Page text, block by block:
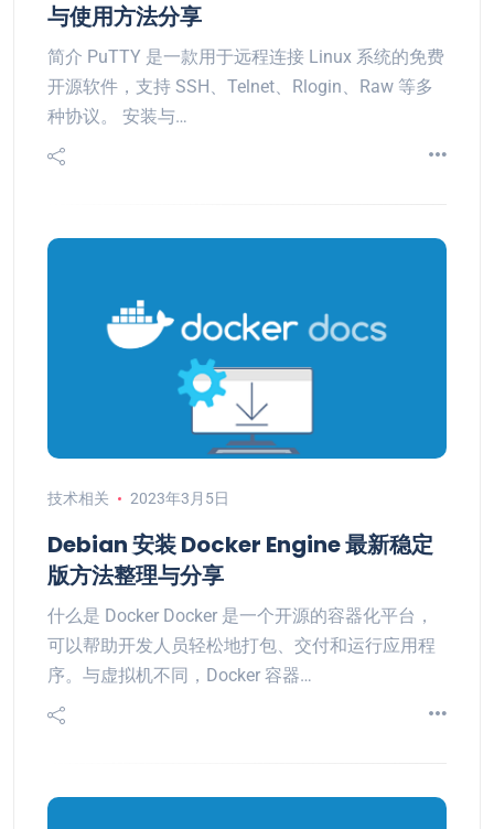
与使用方法分享
简介 PuTTY 是一款用于远程连接 Linux 系统的免费
开源软件，支持 SSH、Telnet、Rlogin、Raw 等多
种协议。 安装与…
技术相关 2023年3月5日
Debian 安装 Docker Engine 最新稳定
版方法整理与分享
什么是 Docker Docker 是一个开源的容器化平台，
可以帮助开发人员轻松地打包、交付和运行应用程
序。与虚拟机不同，Docker 容器…